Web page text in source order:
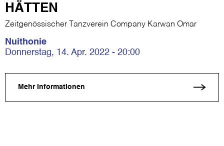
HÄTTEN
Zeitgenössischer Tanzverein Company Karwan Omar
Nuithonie
Donnerstag, 14. Apr. 2022 - 20:00
Mehr Informationen